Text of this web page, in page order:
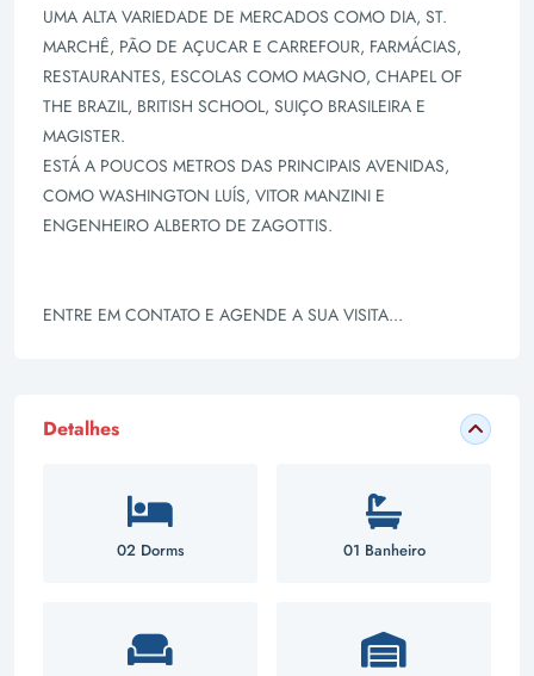
UMA ALTA VARIEDADE DE MERCADOS COMO DIA, ST.
MARCHÊ, PÃO DE AÇUCAR E CARREFOUR, FARMÁCIAS,
RESTAURANTES, ESCOLAS COMO MAGNO, CHAPEL OF
THE BRAZIL, BRITISH SCHOOL, SUIÇO BRASILEIRA E
MAGISTER.
ESTÁ A POUCOS METROS DAS PRINCIPAIS AVENIDAS,
COMO WASHINGTON LUÍS, VITOR MANZINI E
ENGENHEIRO ALBERTO DE ZAGOTTIS.
ENTRE EM CONTATO E AGENDE A SUA VISITA...
Detalhes
02 Dorms 01 Banheiro